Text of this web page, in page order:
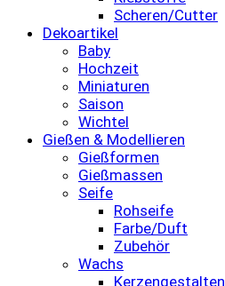
Scheren/Cutter
Dekoartikel
Baby
Hochzeit
Miniaturen
Saison
Wichtel
Gießen & Modellieren
Gießformen
Gießmassen
Seife
Rohseife
Farbe/Duft
Zubehör
Wachs
Kerzengestalten